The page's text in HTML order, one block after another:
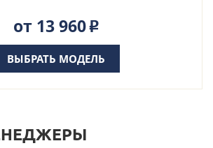
от 13 960Р
ВЫБРАТЬ МОДЕЛЬ